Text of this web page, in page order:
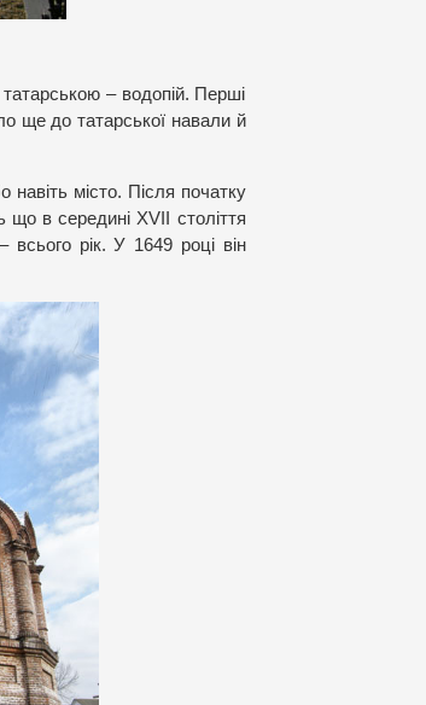
татарською – водопій. Перші
ще до татарської навали й
місто. Після початку
в середині ХVІІ століття
рік. У 1649 році він